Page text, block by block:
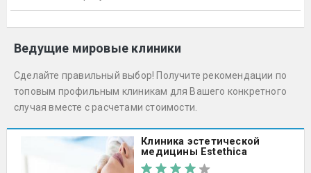
Ведущие мировые клиники
Сделайте правильный выбор! Получите рекомендации по
топовым профильным клиникам для Вашего конкретного
случая вместе с расчетами стоимости.
Клиника эстетической
медицины Estethica